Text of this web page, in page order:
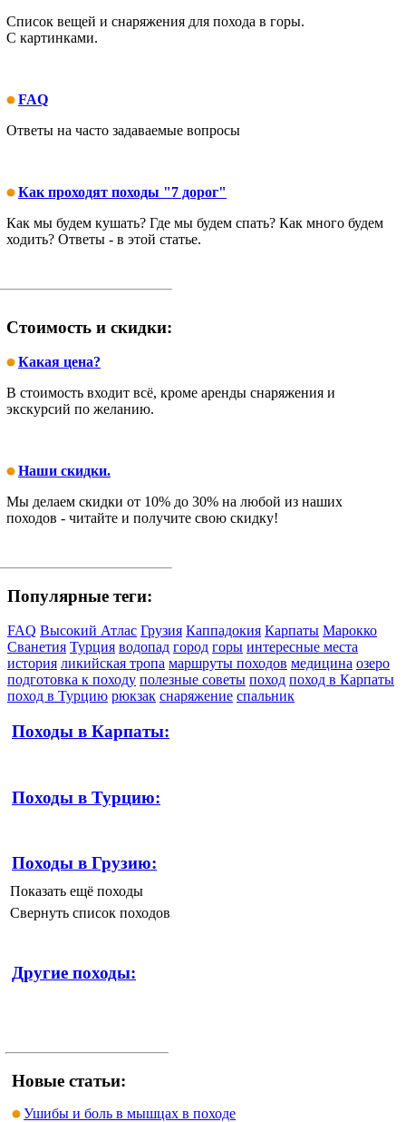
Список вещей и снаряжения для похода в горы.
С картинками.
FAQ
Ответы на часто задаваемые вопросы
Как проходят походы "7 дорог"
Как мы будем кушать? Где мы будем спать? Как много будем
ходить? Ответы - в этой статье.
Стоимость и скидки:
Какая цена?
В стоимость входит всё, кроме аренды снаряжения и
экскурсий по желанию.
Наши скидки.
Мы делаем скидки от 10% до 30% на любой из наших
походов - читайте и получите свою скидку!
Популярные теги:
FAQ Высокий Атлас Грузия Каппадокия Карпаты Марокко
Сванетия Турция водопад город горы интересные места
история ликийская тропа маршруты походов медицина озеро
подготовка к походу полезные советы поход поход в Карпаты
поход в Турцию рюкзак снаряжение спальник
Походы в Карпаты:
Походы в Турцию:
Походы в Грузию:
Показать ещё походы
Свернуть список походов
Другие походы:
Новые статьи:
Ушибы и боль в мышцах в походе